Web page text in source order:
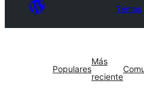
Temas
Populares
Más
reciente